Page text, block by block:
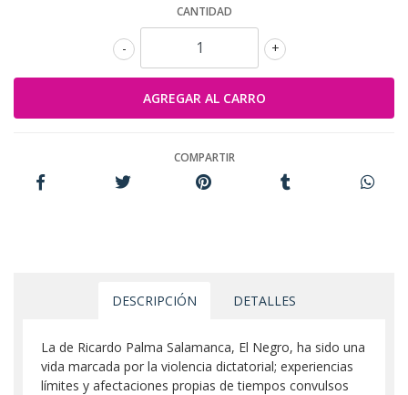
CANTIDAD
+
-
COMPARTIR
DESCRIPCIÓN DETALLES
La de Ricardo Palma Salamanca, El Negro, ha sido una
vida marcada por la violencia dictatorial; experiencias
límites y afectaciones propias de tiempos convulsos